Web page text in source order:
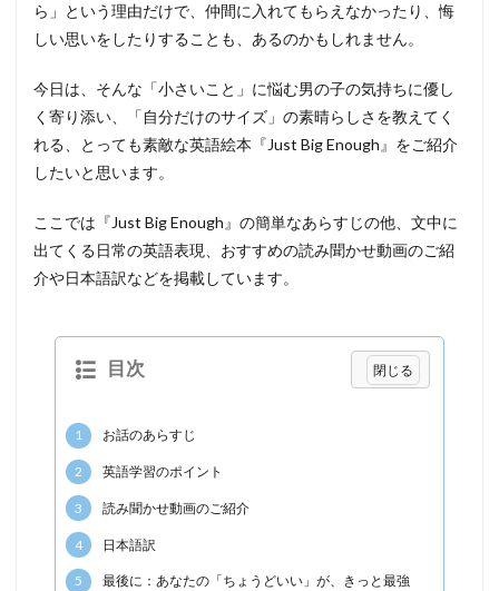
ら」という理由だけで、仲間に入れてもらえなかったり、悔
しい思いをしたりすることも、あるのかもしれません。
今日は、そんな「小さいこと」に悩む男の子の気持ちに優し
く寄り添い、「自分だけのサイズ」の素晴らしさを教えてく
れる、とっても素敵な英語絵本『Just Big Enough』をご紹介
したいと思います。
ここでは『Just Big Enough』の簡単なあらすじの他、文中に
出てくる日常の英語表現、おすすめの読み聞かせ動画のご紹
介や日本語訳などを掲載しています。
目次
1 お話のあらすじ
2 英語学習のポイント
3 読み聞かせ動画のご紹介
4 日本語訳
5 最後に：あなたの「ちょうどいい」が、きっと最強